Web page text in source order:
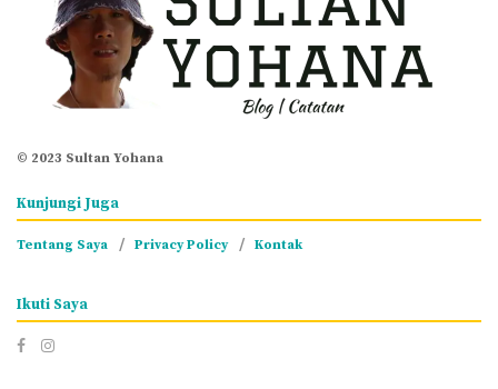
© 2023 Sultan Yohana
Kunjungi Juga
Tentang Saya Privacy Policy Kontak
Ikuti Saya